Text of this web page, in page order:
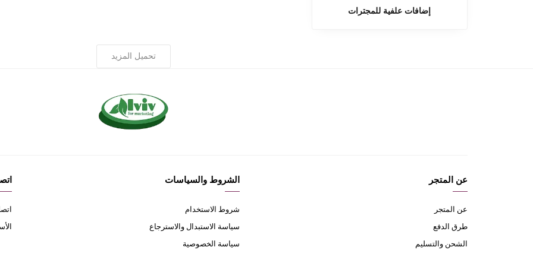
إضافات علفية للمجترات
تحميل المزيد
عن المتجر
عن المتجر
طرق الدفع
الشحن والتسليم
الشروط والسياسات
شروط الاستخدام
سياسة الاستبدال والاسترجاع
سياسة الخصوصية